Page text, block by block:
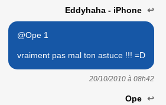
Eddyhaha - iPhone ↩
@Ope 1
vraiment pas mal ton astuce !!! =D
20/10/2010 à 08h42
Ope ↩